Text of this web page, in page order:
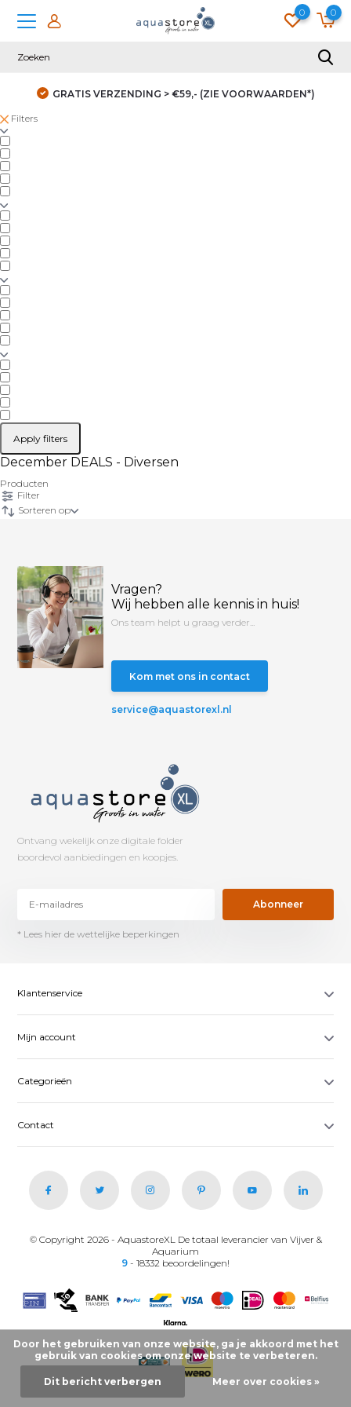
0 0
GRATIS VERZENDING > €59,- (ZIE VOORWAARDEN*)
Filters
Apply filters
December DEALS - Diversen
Producten
Filter
Sorteren op
Vragen?
Wij hebben alle kennis in huis!
Ons team helpt u graag verder...
Kom met ons in contact
service@aquastorexl.nl
Ontvang wekelijk onze digitale folder
boordevol aanbiedingen en koopjes.
Abonneer
* Lees hier de wettelijke beperkingen
Klantenservice
Mijn account
Categorieën
Contact
© Copyright 2026 - AquastoreXL De totaal leverancier van Vijver &
Aquarium
9 - 18332 beoordelingen!
Door het gebruiken van onze website, ga je akkoord met het
gebruik van cookies om onze website te verbeteren.
Dit bericht verbergen Meer over cookies »